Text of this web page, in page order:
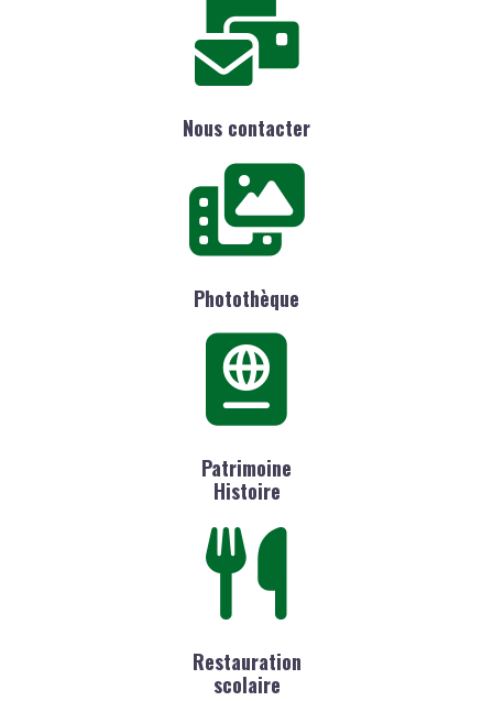
Nous contacter
Photothèque
Patrimoine
Histoire
Restauration
scolaire